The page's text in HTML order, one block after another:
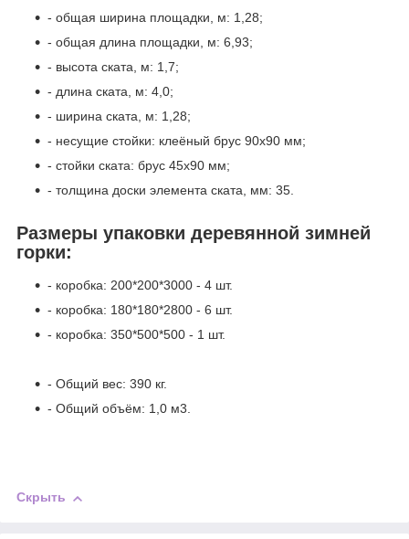
- общая ширина площадки, м: 1,28;
- общая длина площадки, м: 6,93;
- высота ската, м: 1,7;
- длина ската, м: 4,0;
- ширина ската, м: 1,28;
- несущие стойки: клеёный брус 90х90 мм;
- стойки ската: брус 45х90 мм;
- толщина доски элемента ската, мм: 35.
Размеры упаковки деревянной зимней
горки:
- коробка: 200*200*3000 - 4 шт.
- коробка: 180*180*2800 - 6 шт.
- коробка: 350*500*500 - 1 шт.
- Общий вес: 390 кг.
- Общий объём: 1,0 м3.
Скрыть